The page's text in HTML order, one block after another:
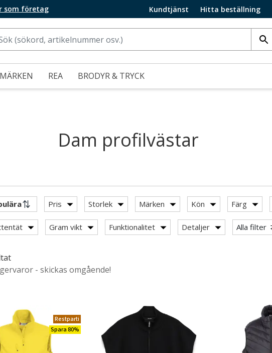
som företag Kundtjänst Hitta beställning
MÄRKEN REA BRODYR & TRYCK
Dam profilvästar
& Serveringskläder
Profilvästar
Pris Storlek Märken Kön Färg
Gram vikt Funktionalitet Detaljer Alla filter
- skickas omgående!
Restparti
Spara 80%